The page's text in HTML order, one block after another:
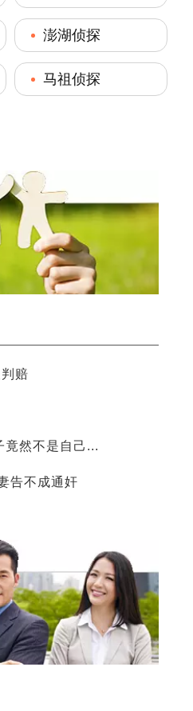
澎湖侦探
马祖侦探
赔
竟然不是自己...
告不成通奸